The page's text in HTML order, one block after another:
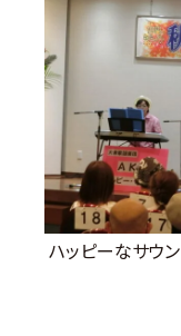
ハッピーなサウ